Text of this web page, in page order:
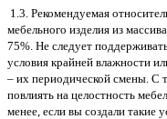
1.3. Рекомендуемая
мебельного изделия из
75%. Не следует
условия крайней влажности
– их периодической смены. С
повлиять на целостность
менее, если вы создали такие